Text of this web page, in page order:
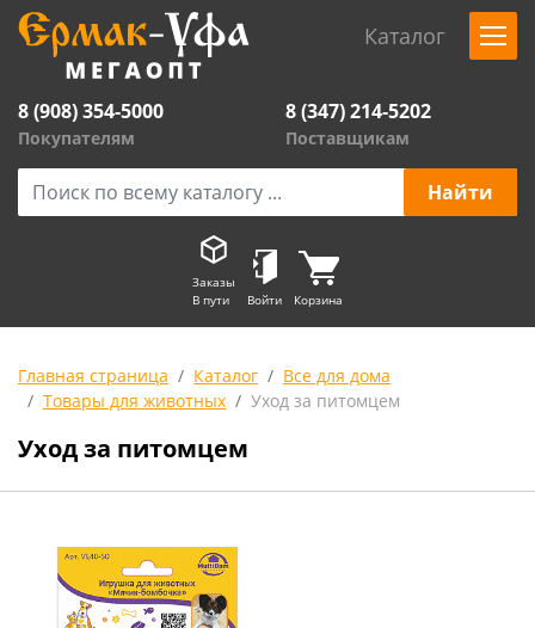
Каталог
8 (908) 354-5000
Покупателям
8 (347) 214-5202
Поставщикам
Заказы
В пути
Войти Корзина
Главная страница Каталог
Все для дома
Товары для животных
Уход за питомцем
Уход за питомцем